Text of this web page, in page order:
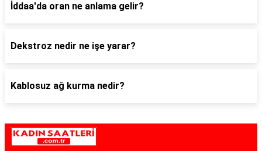
İddaa'da oran ne anlama gelir?
Dekstroz nedir ne işe yarar?
Kablosuz ağ kurma nedir?